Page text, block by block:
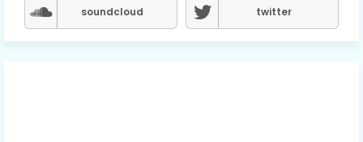
soundcloud twitter